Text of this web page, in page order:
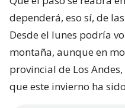
dependerá, eso sí, de
Desde el lunes podría
montaña, aunque en
provincial de Los
que este invierno ha